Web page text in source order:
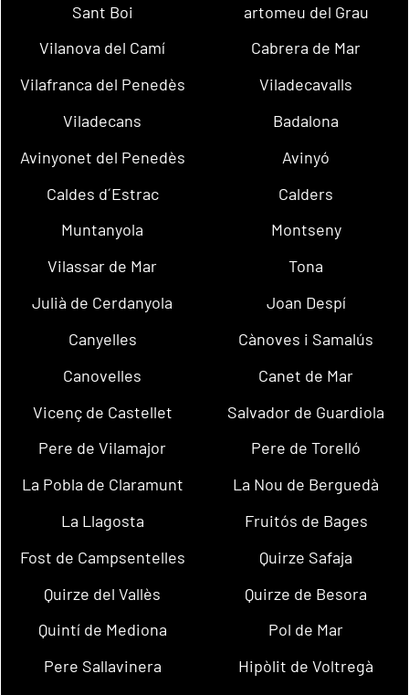
Sant Boi
artomeu del Grau
Vilanova del Camí
Cabrera de Mar
Vilafranca del Penedès
Viladecavalls
Viladecans
Badalona
Avinyonet del Penedès
Avinyó
Caldes d´Estrac
Calders
Muntanyola
Montseny
Vilassar de Mar
Tona
Julià de Cerdanyola
Joan Despí
Canyelles
Cànoves i Samalús
Canovelles
Canet de Mar
Vicenç de Castellet
Salvador de Guardiola
Pere de Vilamajor
Pere de Torelló
La Pobla de Claramunt
La Nou de Berguedà
La Llagosta
Fruitós de Bages
Fost de Campsentelles
Quirze Safaja
Quirze del Vallès
Quirze de Besora
Quintí de Mediona
Pol de Mar
Pere Sallavinera
Hipòlit de Voltregà